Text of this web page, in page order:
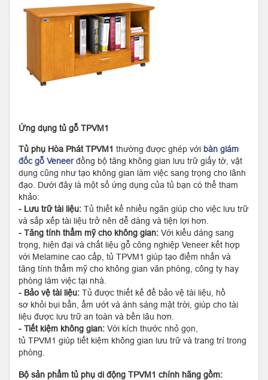
Ứng dụng tủ gỗ TPVM1
Tủ phụ Hòa Phát TPVM1 thường được ghép với bàn giám
đốc gỗ Veneerđồng bộ tăng không gian lưu trữ giấy tờ, vật
dụng cũng như tạo không gian làm việc sang trọng cho lãnh
đạo. Dưới đây là một số ứng dụng của tủ bạn có thể tham
khảo:
- Lưu trữ tài liệu: Tủ thiết kế nhiều ngăn giúp cho việc lưu trữ
và sắp xếp tài liệu trở nên dễ dàng và tiện lợi hơn.
- Tăng tính thẩm mỹ cho không gian: Với kiểu dáng sang
trọng, hiện đại và chất liệu gỗ công nghiệp Veneer kết hợp
với Melamine cao cấp, tủ TPVM1 giúp tạo điểm nhấn và
tăng tính thẩm mỹ cho không gian văn phòng, công ty hay
phòng làm việc tại nhà.
- Bảo vệ tài liệu: Tủ được thiết kế để bảo vệ tài liệu, hồ
sơ khỏi bụi bẩn, ẩm ướt và ánh sáng mặt trời, giúp cho tài
liệu được lưu trữ an toàn và bền lâu hơn.
- Tiết kiệm không gian: Với kích thước nhỏ gọn,
tủ TPVM1 giúp tiết kiệm không gian lưu trữ và trang trí trong
phòng.
Bộ sản phẩm tủ phụ di động TPVM1 chính hãng gồm: